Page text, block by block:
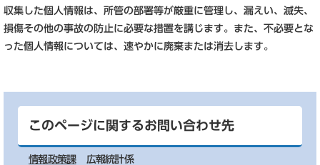
収集した個人情報は、所管の部署等が厳重に管理し、漏えい、滅失、
損傷その他の事故の防止に必要な措置を講じます。また、不必要とな
った個人情報については、速やかに廃棄または消去します。
このページに関するお問い合わせ先
情報政策課
広報統計係